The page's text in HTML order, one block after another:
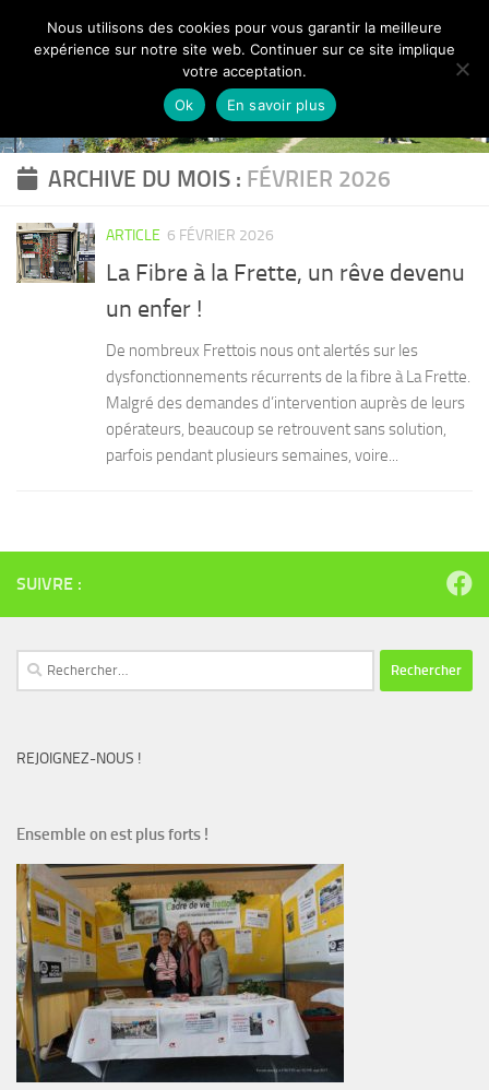
Skip to content
ARCHIVE DU MOIS : FÉVRIER 2026
ARTICLE 6 FÉVRIER 2026
La Fibre à la Frette, un rêve devenu
un enfer !
De nombreux Frettois nous ont alertés sur les
dysfonctionnements récurrents de la fibre à La Frette.
Malgré des demandes d’intervention auprès de leurs
opérateurs, beaucoup se retrouvent sans solution,
parfois pendant plusieurs semaines, voire...
SUIVRE :
Rechercher :
REJOIGNEZ-NOUS !
Ensemble on est plus forts !
Nous utilisons des cookies pour vous garantir la meilleure
expérience sur notre site web. Continuer sur ce site implique
votre acceptation.
Ok
En savoir plus